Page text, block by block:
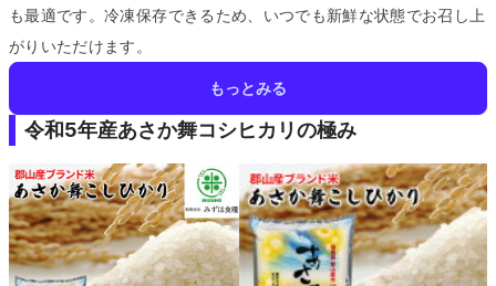
も最適です。冷凍保存できるため、いつでも新鮮な状態でお召し上
がりいただけます。
もっとみる
令和5年産あさか舞コシヒカリの極み